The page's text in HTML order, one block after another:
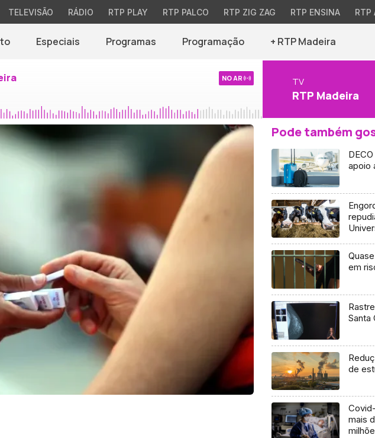
TELEVISÃO RÁDIO RTP PLAY RTP PALCO RTP ZIG ZAG RTP ENSINA RTP
Especiais Programas Programação + RTP Madeira
NO AR TV
RTP Madeira
Pode também
apoio
em
Santa
de
mais